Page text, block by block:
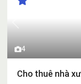
4
Previous
Cho thuê nhà